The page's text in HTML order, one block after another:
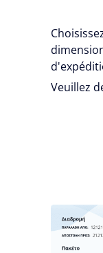
Veuillez